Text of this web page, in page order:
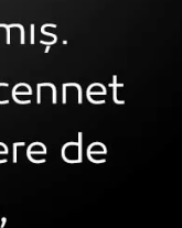
için lütfen